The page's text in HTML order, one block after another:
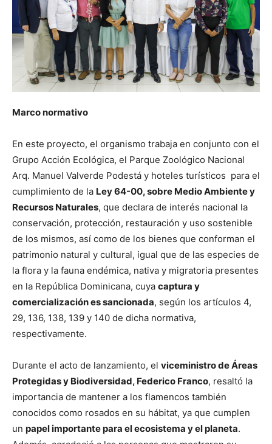
Marco normativo
En este proyecto, el organismo trabaja en conjunto con el
Grupo Acción Ecológica, el Parque Zoológico Nacional
Arq. Manuel Valverde Podestá y hoteles turísticos para el
cumplimiento de la Ley 64-00, sobre Medio Ambiente y
Recursos Naturales, que declara de interés nacional la
conservación, protección, restauración y uso sostenible
de los mismos, así como de los bienes que conforman el
patrimonio natural y cultural, igual que de las especies de
la flora y la fauna endémica, nativa y migratoria presentes
en la República Dominicana, cuya captura y
comercialización es sancionada, según los artículos 4,
29, 136, 138, 139 y 140 de dicha normativa,
respectivamente.
Durante el acto de lanzamiento, el viceministro de Áreas
Protegidas y Biodiversidad, Federico Franco, resaltó la
importancia de mantener a los flamencos también
conocidos como rosados en su hábitat, ya que cumplen
un papel importante para el ecosistema y el planeta.